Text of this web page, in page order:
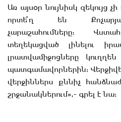
Առ այսօր նույնիսկ զեկույց
որտե՞ղ են
չարաշահումները:
տեղեկացված լինելու
լրատվամիջոցները
պատգամավորներին:
վերջիններս քննիչ
շրջանակներում»,- գրել է նա: